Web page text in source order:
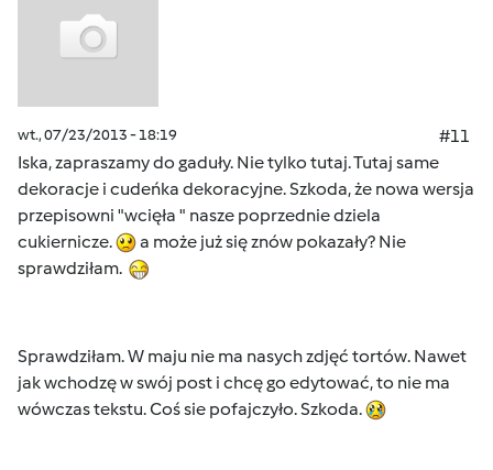
wt., 07/23/2013 - 18:19
#11
Iska, zapraszamy do gaduły. Nie tylko tutaj. Tutaj same
dekoracje i cudeńka dekoracyjne. Szkoda, że nowa wersja
przepisowni "wcięła " nasze poprzednie dziela
cukiernicze.
a może już się znów pokazały? Nie
sprawdziłam.
Sprawdziłam. W maju nie ma nasych zdjęć tortów. Nawet
jak wchodzę w swój post i chcę go edytować, to nie ma
wówczas tekstu. Coś sie pofajczyło. Szkoda.